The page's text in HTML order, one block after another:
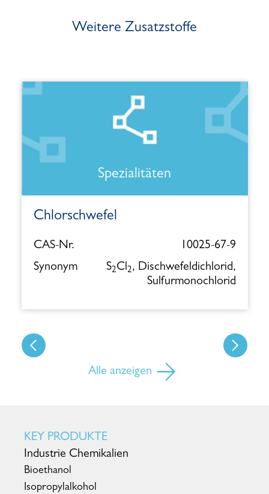
Weitere Zusatzstoffe
Spezialitäten
Chlorschwefel
CAS-Nr.
10025-67-9
Synonym
S2Cl2, Dischwefeldichlorid,
Sulfurmonochlorid
Alle anzeigen
KEY PRODUKTE
Industrie Chemikalien
Bioethanol
Isopropylalkohol